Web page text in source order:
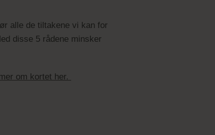
alle de tiltakene vi kan for
disse 5 rådene minsker
om kortet her.